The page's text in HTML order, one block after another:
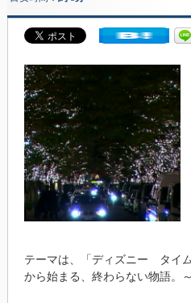
テーマは、「ディズニー タイ
から始まる、終わらない物語。～